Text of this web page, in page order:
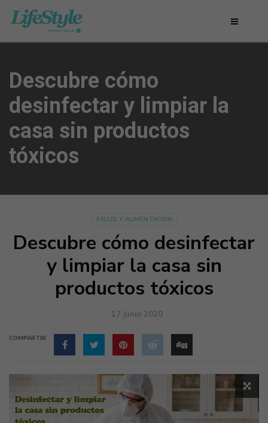
Descubre cómo
desinfectar y limpiar la
casa sin productos
tóxicos
SALUD Y ALIMENTACIÓN
Descubre cómo desinfectar
y limpiar la casa sin
productos tóxicos
17 junio 2020
COMPARTIR